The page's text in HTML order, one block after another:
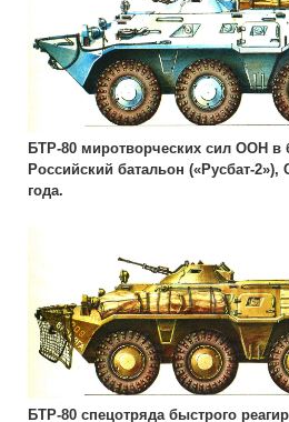
БТР-80 миротворческих сил ООН
Российский батальон («Русбат-2»),
года.
БТР-80 спецотряда быстрого